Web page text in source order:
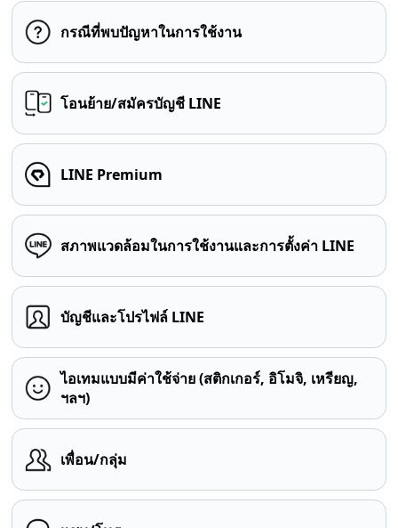
กรณีที่พบปัญหาในการใช้งาน
โอนย้าย/สมัครบัญชี LINE
LINE Premium
สภาพแวดล้อมในการใช้งานและการตั้งค่า LINE
บัญชีและโปรไฟล์ LINE
ไอเทมแบบมีค่าใช้จ่าย (สติกเกอร์, อิโมจิ, เหรียญ,
ฯลฯ)
เพื่อน/กลุ่ม